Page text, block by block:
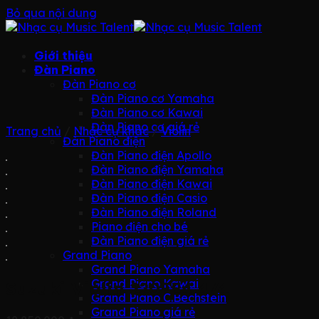
Bỏ qua nội dung
Giới thiệu
Đàn Piano
Đàn Piano cơ
Đàn Piano cơ Yamaha
Đàn Piano cơ Kawai
Đàn Piano cơ giá rẻ
Đàn Piano điện
Đàn Piano điện Apollo
Đàn Piano điện Yamaha
Đàn Piano điện Kawai
Đàn Piano điện Casio
Đàn Piano điện Roland
Piano điện cho bé
Đàn Piano điện giá rẻ
Grand Piano
Grand Piano Yamaha
Grand Piano Kawai
Grand Piano C.Bechstein
Grand Piano giá rẻ
Trang chủ Nhạc cụ khác / Violin
Suzuki Violin 220FE4 4/4